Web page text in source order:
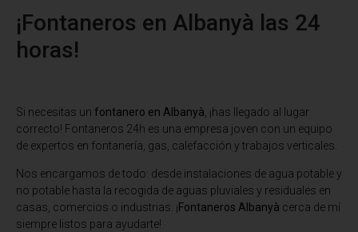
¡Fontaneros en Albanyà las 24
horas!
Si necesitas un fontanero en Albanyà , ¡has llegado al lugar
correcto! Fontaneros 24h es una empresa joven con un equipo
de expertos en fontanería, gas, calefacción y trabajos verticales.
Nos encargamos de todo: desde instalaciones de agua potable y
no potable hasta la recogida de aguas pluviales y residuales en
casas, comercios o industrias. ¡Fontaneros Albanyà cerca de mí
siempre listos para ayudarte!